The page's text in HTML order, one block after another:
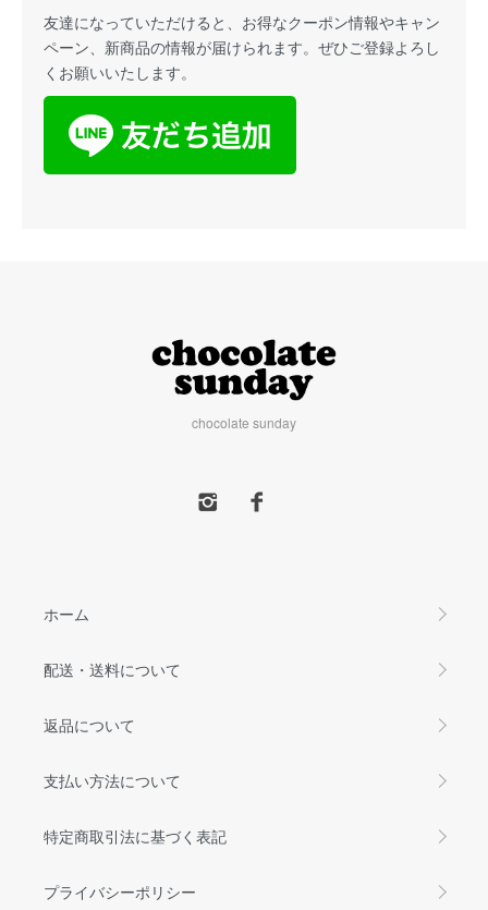
友達になっていただけると、お得なクーポン情報やキャン
ペーン、新商品の情報が届けられます。ぜひご登録よろし
くお願いいたします。
chocolate sunday
ホーム
配送・送料について
返品について
支払い方法について
特定商取引法に基づく表記
プライバシーポリシー